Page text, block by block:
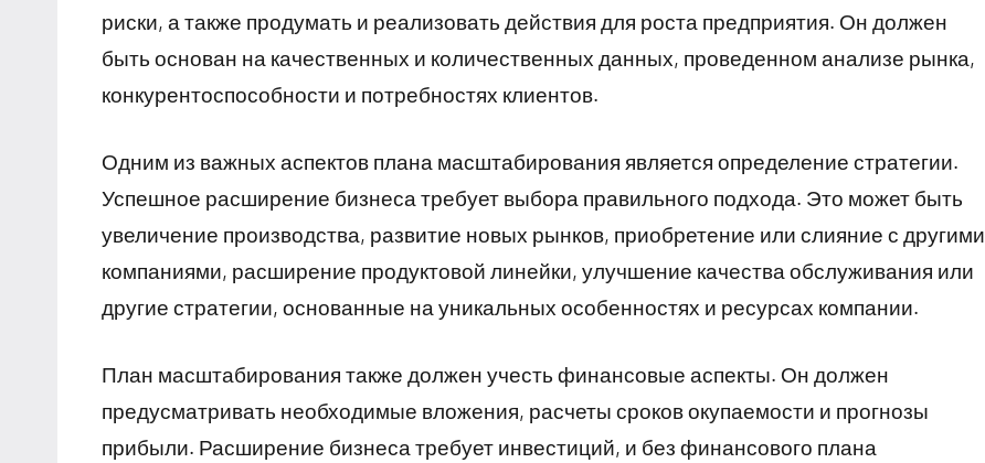
риски, а также продумать и реализовать действия для роста предприятия. Он должен
быть основан на качественных и количественных данных, проведенном анализе рынка,
конкурентоспособности и потребностях клиентов.
Одним из важных аспектов плана масштабирования является определение стратегии.
Успешное расширение бизнеса требует выбора правильного подхода. Это может быть
увеличение производства, развитие новых рынков, приобретение или слияние с другими
компаниями, расширение продуктовой линейки, улучшение качества обслуживания или
другие стратегии, основанные на уникальных особенностях и ресурсах компании.
План масштабирования также должен учесть финансовые аспекты. Он должен
предусматривать необходимые вложения, расчеты сроков окупаемости и прогнозы
прибыли. Расширение бизнеса требует инвестиций, и без финансового плана